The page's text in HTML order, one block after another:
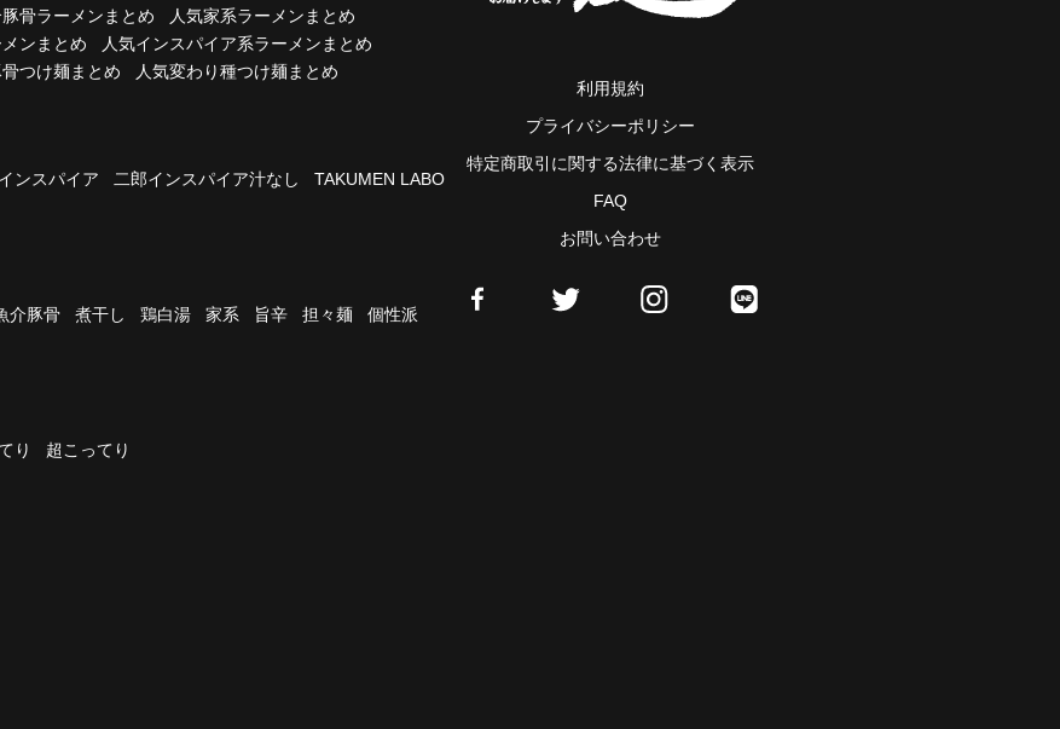
骨ラーメンまとめ
人気家系ラーメンまとめ
ンまとめ
人気インスパイア系ラーメンまとめ
つけ麺まとめ 人気変わり種つけ麺まとめ
ンスパイア 二郎インスパイア汁なし
TAKUMEN LABO
介豚骨 煮干し 鶏白湯 家系 旨辛 担々麺
個性派
り 超こってり
利用規約
プライバシーポリシー
特定商取引に関する法律に基づく表示
FAQ
お問い合わせ